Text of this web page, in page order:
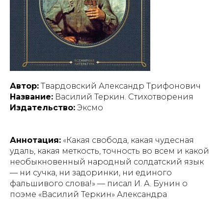
Автор: Твардовский Александр Трифонович
Название: Василий Теркин. Стихотворения
Издательство: Эксмо
Аннотация: «Какая свобода, какая чудесная
удаль, какая меткость, точность во всем и какой
необыкновенный народный солдатский язык
— ни сучка, ни задоринки, ни единого
фальшивого слова!» — писал И. А. Бунин о
поэме «Василий Теркин» Александра